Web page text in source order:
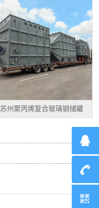
苏州聚丙烯复合玻璃钢储罐